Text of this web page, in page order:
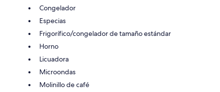
Congelador
Especias
Frigorífico/congelador de tamaño estándar
Horno
Licuadora
Microondas
Molinillo de café